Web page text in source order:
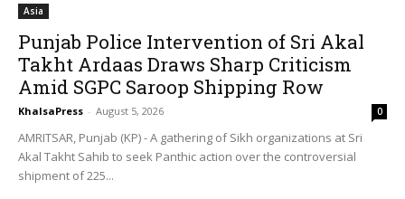
Asia
Punjab Police Intervention of Sri Akal
Takht Ardaas Draws Sharp Criticism
Amid SGPC Saroop Shipping Row
KhalsaPress - August 5, 2026 0
AMRITSAR, Punjab (KP) - A gathering of Sikh organizations at Sri
Akal Takht Sahib to seek Panthic action over the controversial
shipment of 225...